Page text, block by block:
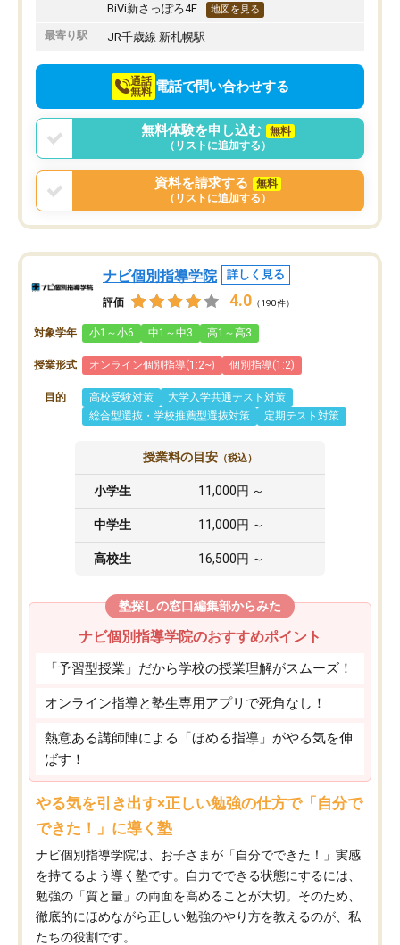
BiVi新さっぽろ4F
地図を見る
最寄り駅 JR千歳線 新札幌駅
通話
無料 電話で問い合わせする
無料体験を申し込む
無料
（リストに追加する）
資料を請求する
無料
（リストに追加する）
ナビ個別指導学院 詳しく見る
評価 4.0 （190件）
対象学年 小1～小6 中1～中3 高1～高3
授業形式 オンライン個別指導(1:2~) 個別指導(1:2)
目的 高校受験対策
大学入学共通テスト対策
総合型選抜・学校推薦型選抜対策
定期テスト対策
授業料の目安 （税込）
小学生 11,000円 ～
中学生 11,000円 ～
高校生 16,500円 ～
塾探しの窓口編集部からみた
ナビ個別指導学院のおすすめポイント
「予習型授業」だから学校の授業理解がスムーズ！
オンライン指導と塾生専用アプリで死角なし！
熱意ある講師陣による「ほめる指導」がやる気を伸
ばす！
やる気を引き出す×正しい勉強の仕方で「自分で
できた！」に導く塾
ナビ個別指導学院は、お子さまが「自分でできた！」実感
を持てるよう導く塾です。自力でできる状態にするには、
勉強の「質と量」の両面を高めることが大切。そのため、
徹底的にほめながら正しい勉強のやり方を教えるのが、私
たちの役割です。